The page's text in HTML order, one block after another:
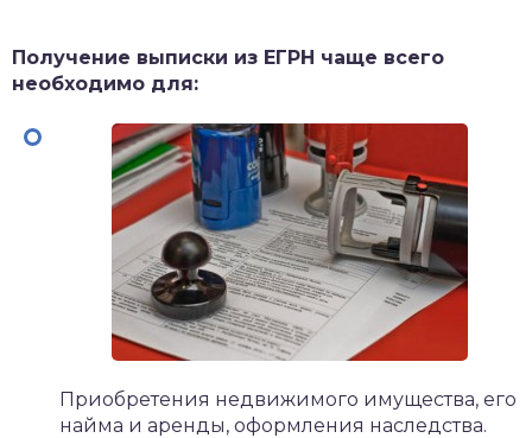
Получение выписки из ЕГРН чаще всего
необходимо для:
Приобретения недвижимого имущества, его
найма и аренды, оформления наследства.